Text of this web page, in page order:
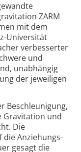
ZARM
mit dem
Universität
verbesserter
und
unabhängig
der jeweiligen
Beschleunigung,
Gravitation und
Die
die Anziehungs­
gesagt die